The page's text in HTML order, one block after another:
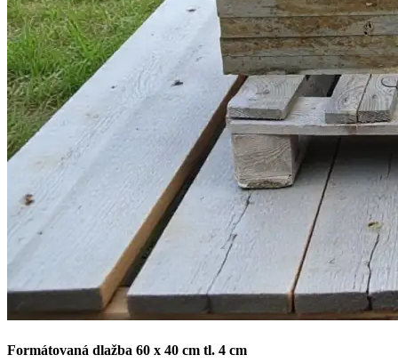
Formátovaná dlažba 60 x 40 cm tl. 4 cm